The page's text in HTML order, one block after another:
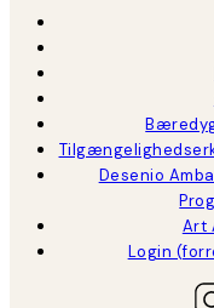
Desenio
Art
Login